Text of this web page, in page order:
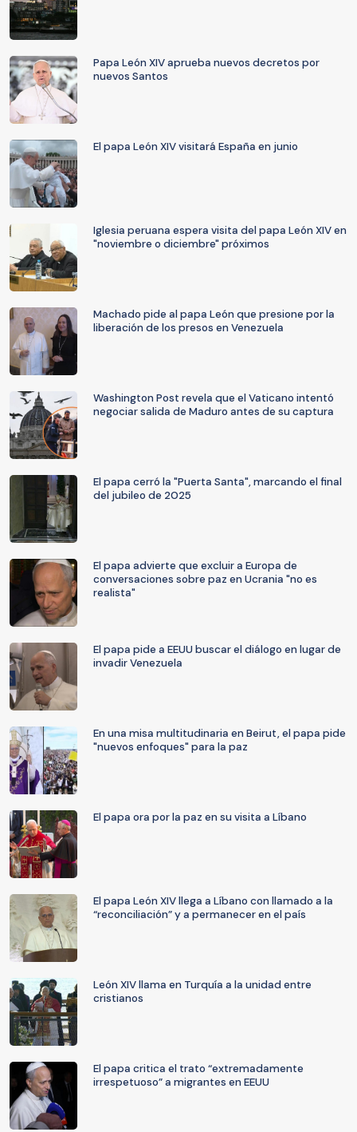
Papa León XIV aprueba nuevos decretos por
nuevos Santos
El papa León XIV visitará España en junio
Iglesia peruana espera visita del papa León XIV en
"noviembre o diciembre" próximos
Machado pide al papa León que presione por la
liberación de los presos en Venezuela
Washington Post revela que el Vaticano intentó
negociar salida de Maduro antes de su captura
El papa cerró la "Puerta Santa", marcando el final
del jubileo de 2025
El papa advierte que excluir a Europa de
conversaciones sobre paz en Ucrania "no es
realista"
El papa pide a EEUU buscar el diálogo en lugar de
invadir Venezuela
En una misa multitudinaria en Beirut, el papa pide
"nuevos enfoques" para la paz
El papa ora por la paz en su visita a Líbano
El papa León XIV llega a Líbano con llamado a la
“reconciliación” y a permanecer en el país
León XIV llama en Turquía a la unidad entre
cristianos
El papa critica el trato “extremadamente
irrespetuoso” a migrantes en EEUU